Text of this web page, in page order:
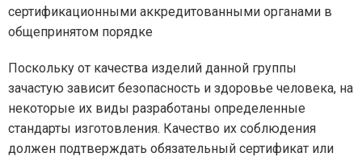
сертификационными аккредитованными органами в
общепринятом порядке
Поскольку от качества изделий данной группы
зачастую зависит безопасность и здоровье человека, на
некоторые их виды разработаны определенные
стандарты изготовления. Качество их соблюдения
должен подтверждать обязательный сертификат или